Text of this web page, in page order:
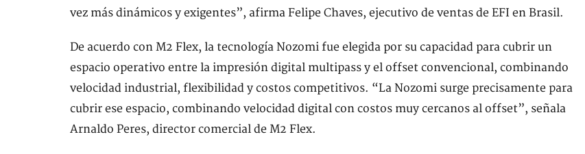
vez más dinámicos y exigentes”, afirma Felipe Chaves, ejecutivo de ventas de EFI en Brasil.
De acuerdo con M2 Flex, la tecnología Nozomi fue elegida por su capacidad para cubrir un
espacio operativo entre la impresión digital multipass y el offset convencional, combinando
velocidad industrial, flexibilidad y costos competitivos. “La Nozomi surge precisamente para
cubrir ese espacio, combinando velocidad digital con costos muy cercanos al offset”, señala
Arnaldo Peres, director comercial de M2 Flex.